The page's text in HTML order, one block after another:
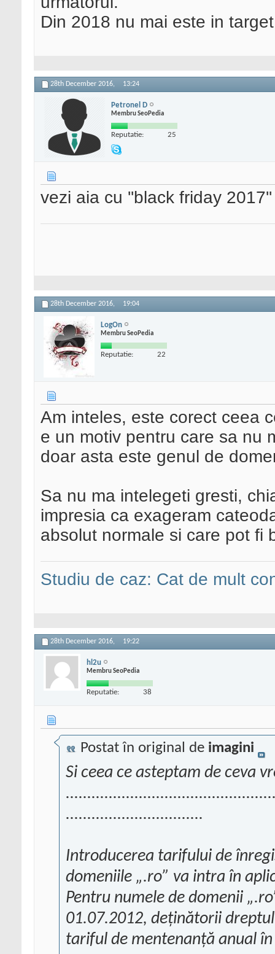
Din 2018 nu mai este in
28th December 2016, 13:24
Petronel D
Membru SeoPedia
Reputatie: 25
vezi aia cu ''black friday
28th December 2016, 19:04
LogOn
Membru SeoPedia
Reputatie: 22
Am inteles, este corect ceea
e un motiv pentru care sa nu
doar asta este genul de
Sa nu ma intelegeti gresti,
impresia ca exageram
absolut normale si care pot fi
Studiu de caz: Cat de mult
28th December 2016, 19:22
hl2u
Membru SeoPedia
Reputatie: 38
Postat în original de imagini
Si ceea ce asteptam de ceva
................................
Introducerea tarifului de
domeniile „.ro” va intra în
Pentru numele de domenii
01.07.2012, deținătorii
tariful de mentenanță anual